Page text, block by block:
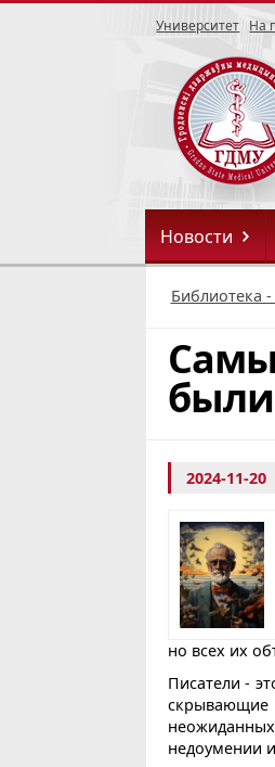
Университет На
Новости
Библиотека
2024-11-20
но всех их
Писатели -
скрывающие
недоумении